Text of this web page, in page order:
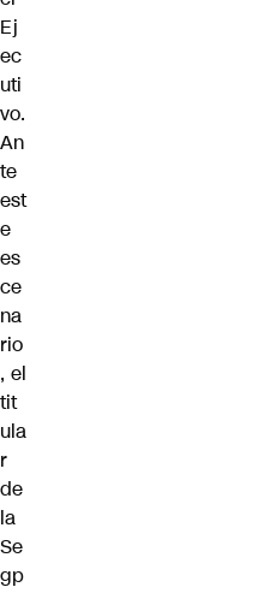
Ej
ec
uti
vo.
An
te
est
e
es
ce
na
rio
, el
tit
ula
r
de
la
Se
gp